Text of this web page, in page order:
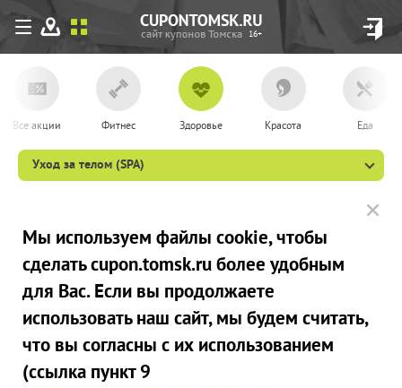
16+
Все акции Фитнес Здоровье Красота Еда
Уход за телом (SPA)
Мы используем файлы сookie, чтобы
сделать cupon.tomsk.ru более удобным
для Вас. Если вы продолжаете
использовать наш сайт, мы будем считать,
что вы согласны с их использованием
(ссылка пункт 9